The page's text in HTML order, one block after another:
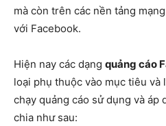
mà còn trên các nền tảng
với Facebook.
Hiện nay các dạng quảng cáo
loại phụ thuộc vào mục tiêu và
chạy quảng cáo sử dụng và áp
chia như sau: